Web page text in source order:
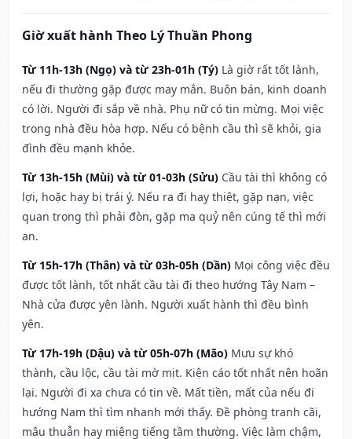
Giờ xuất hành Theo Lý Thuần Phong
Từ 11h-13h (Ngọ) và từ 23h-01h (Tý) Là giờ rất tốt lành,
nếu đi thường gặp được may mắn. Buôn bán, kinh doanh
có lời. Người đi sắp về nhà. Phụ nữ có tin mừng. Mọi việc
trong nhà đều hòa hợp. Nếu có bệnh cầu thì sẽ khỏi, gia
đình đều mạnh khỏe.
Từ 13h-15h (Mùi) và từ 01-03h (Sửu) Cầu tài thì không có
lợi, hoặc hay bị trái ý. Nếu ra đi hay thiệt, gặp nạn, việc
quan trọng thì phải đòn, gặp ma quỷ nên cúng tế thì mới
an.
Từ 15h-17h (Thân) và từ 03h-05h (Dần) Mọi công việc đều
được tốt lành, tốt nhất cầu tài đi theo hướng Tây Nam –
Nhà cửa được yên lành. Người xuất hành thì đều bình
yên.
Từ 17h-19h (Dậu) và từ 05h-07h (Mão) Mưu sự khó
thành, cầu lộc, cầu tài mờ mịt. Kiện cáo tốt nhất nên hoãn
lại. Người đi xa chưa có tin về. Mất tiền, mất của nếu đi
hướng Nam thì tìm nhanh mới thấy. Đề phòng tranh cãi,
mâu thuẫn hay miệng tiếng tầm thường. Việc làm chậm,